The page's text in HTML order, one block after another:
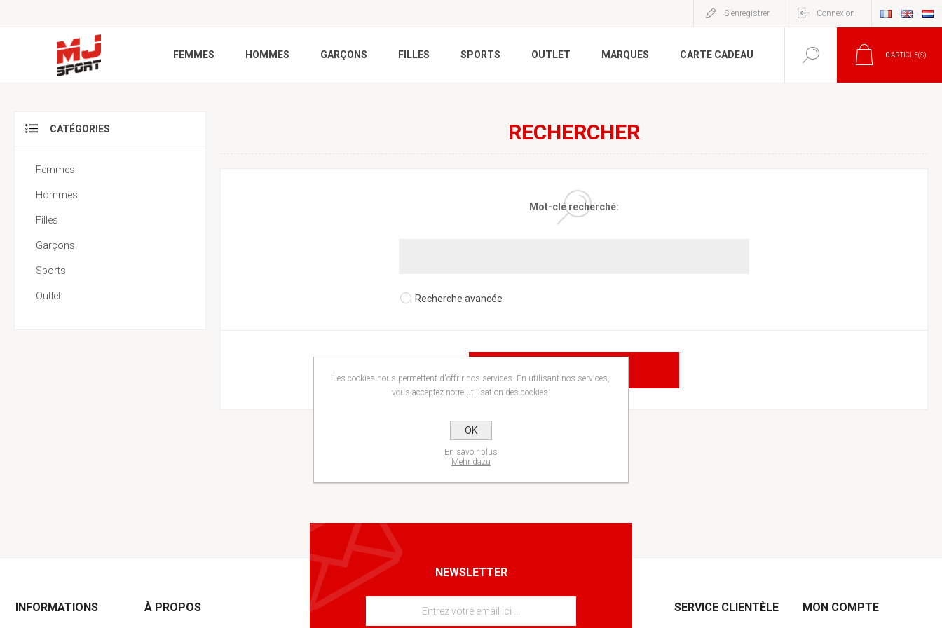
S'enregistrer Connexion
FEMMES HOMMES GARÇONS FILLES SPORTS OUTLET MARQUES CARTE CADEAU 0ARTICLE(S)
RECHERCHER
Mot-clé recherché:
Recherche avancée
CATÉGORIES
Femmes
Hommes
Filles
Garçons
Sports
Outlet
NEWSLETTER
INFORMATIONS À PROPOS SERVICE CLIENTÈLE MON COMPTE
Les cookies nous permettent d'offrir nos services. En utilisant nos services,
vous acceptez notre utilisation des cookies.
OK
En savoir plus
Mehr dazu